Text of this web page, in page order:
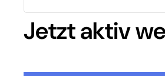
Jetzt aktiv